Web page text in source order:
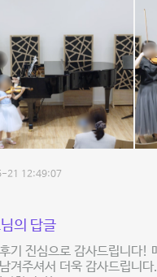
21 12:49:07
의 답글
기 진심으로 감사드립니다!
겨주셔서 더욱 감사드립니